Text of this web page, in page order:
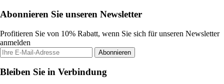
Abonnieren Sie unseren Newsletter
Profitieren Sie von 10% Rabatt, wenn Sie sich für unseren Newsletter
anmelden
Abonnieren
Bleiben Sie in Verbindung